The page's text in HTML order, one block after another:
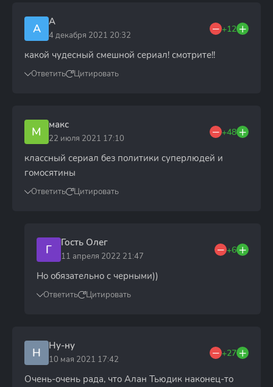
A A
4 декабря 2021 20:32
+12
какой чудесный смешной сериал! смотрите!!
Ответить Цитировать
М макс
22 июля 2021 17:10
+48
классный сериал без политики суперлюдей и
гомосятины
Ответить Цитировать
Г Гость Олег
11 апреля 2022 21:47
+6
Но обязательно с черными))
Ответить Цитировать
Н Ну-ну
10 мая 2021 17:42
+27
Очень-очень рада, что Алан Тьюдик наконец-то